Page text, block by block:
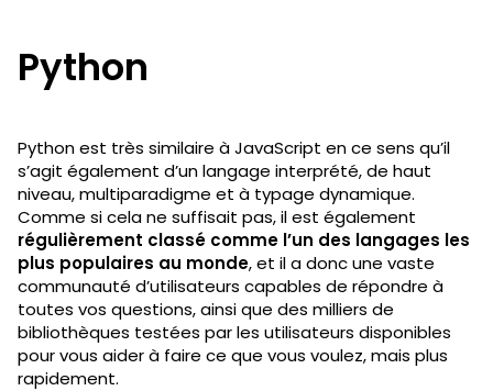
Python
Python est très similaire à JavaScript en ce sens qu’il
s’agit également d’un langage interprété, de haut
niveau, multiparadigme et à typage dynamique.
Comme si cela ne suffisait pas, il est également
régulièrement classé comme l’un des langages les
plus populaires au monde, et il a donc une vaste
communauté d’utilisateurs capables de répondre à
toutes vos questions, ainsi que des milliers de
bibliothèques testées par les utilisateurs disponibles
pour vous aider à faire ce que vous voulez, mais plus
rapidement.